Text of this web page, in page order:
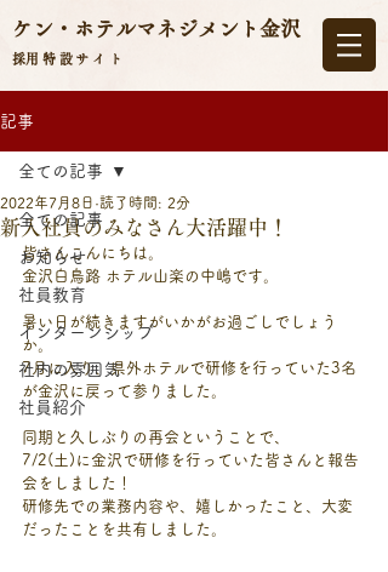
ケン・ホテルマネジメント 金沢
​採用特設サイト
記事
全ての記事
お知らせ
社員教育
インターンシップ
社内の雰囲気
社員紹介
全ての記事
新入社員のみなさん大活躍中！
2022年7月8日 読了時間: 2分
皆さんこんにちは。
金沢白鳥路 ホテル山楽の中嶋です。
暑い日が続きますがいかがお過ごしでしょう
か。
7月に入り、県外ホテルで研修を行っていた3名
が金沢に戻って参りました。
同期と久しぶりの再会ということで、
7/2(土)に金沢で研修を行っていた皆さんと報告
会をしました！
研修先での業務内容や、嬉しかったこと、大変
だったことを共有しました。